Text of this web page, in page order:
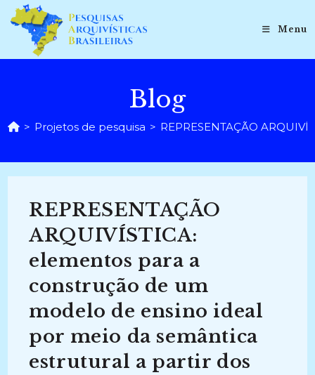
para
conteúdo
Menu
Blog
> Projetos de pesquisa > REPRESENTAÇÃO
REPRESENTAÇÃO
ARQUIVÍSTICA:
elementos para a
construção de um
modelo de ensino ideal
por meio da semântica
estrutural a partir dos